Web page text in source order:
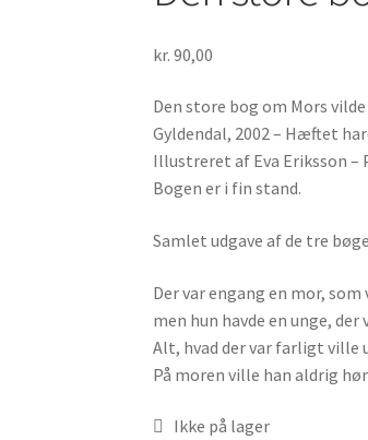
kr. 90,00
Den store bog om Mors
Gyldendal, 2002 – Hæftet
Illustreret af Eva Eriksson –
Bogen er i fin stand.
Samlet udgave af de tre
Der var engang en mor, som
men hun havde en unge,
Alt, hvad der var farligt ville
På moren ville han aldrig
Ikke på lager